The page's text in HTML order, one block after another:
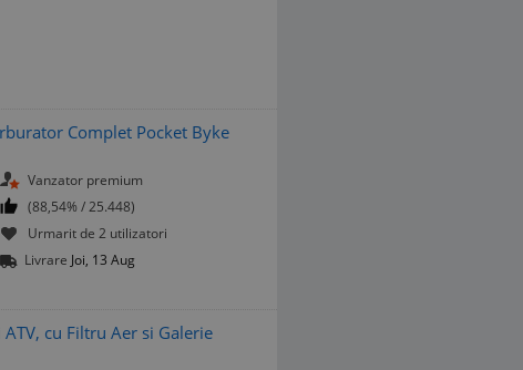
Complet Pocket Byke
Vanzator premium
(88,54% / 25.448)
Urmarit de 2 utilizatori
Livrare Joi, 13 Aug
cu Filtru Aer si Galerie